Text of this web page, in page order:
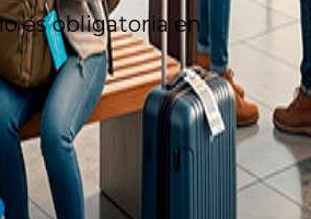
es obligatoria en